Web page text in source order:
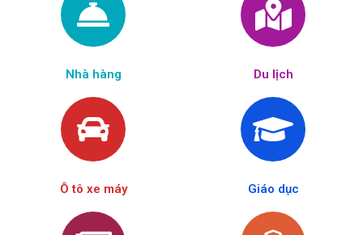
Nhà hàng Du lịch
Ô tô xe máy Giáo dục